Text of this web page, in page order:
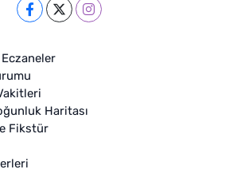
Haritası
Fikstür